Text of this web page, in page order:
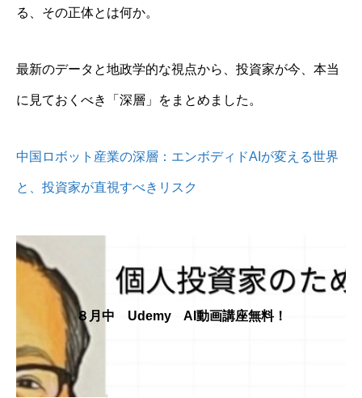
る、その正体とは何か。
最新のデータと地政学的な視点から、投資家が今、本当
に見ておくべき「深層」をまとめました。
中国ロボット産業の深層：エンボディドAIが変える世界
と、投資家が直視すべきリスク
８月中 Udemy AI動画講座無料！